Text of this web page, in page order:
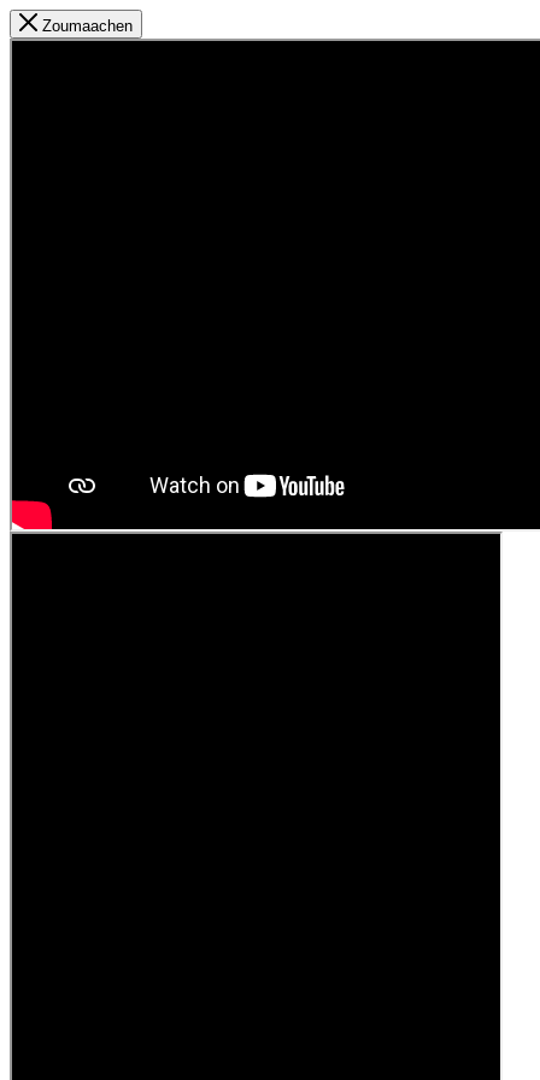
Zoumaachen